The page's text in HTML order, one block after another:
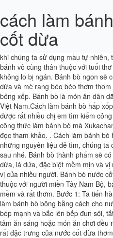
cách làm
cốt dừa
Hướng dẫn cách làm bánh bò với
Cách làm bánh bò hấp nước cốt
khi chúng ta sử dụng màu tự nhiên,
bánh vô cùng thân thuộc với tuổi
không lo bị ngán. Bánh bò ngon sẽ
dừa và mè rang béo béo thơm
bông xốp. Bánh bò là món ăn dân
Việt Nam.Cách làm bánh bò hấp
được rất nhiều chị em tìm kiếm
công thức làm bánh bò mà
đọc tham khảo. . Cách làm bánh
những nguyên liệu dễ tìm, chúng
sau nhé. Bánh bò thành phẩm sẽ
dừa, lá dứa, đặc biệt mềm mịn và
vị của nhiều người. Bánh bò nước
thuộc với người miền Tây Nam Bộ,
mềm và rất thơm. Bước 1: Ta tiến
làm bánh bò bông bằng cách cho
bóp mạnh và bắc lên bếp đun sôi,
tâm ăn sáng hoặc món ăn chơi
rất đặc trưng của nước cốt dừa